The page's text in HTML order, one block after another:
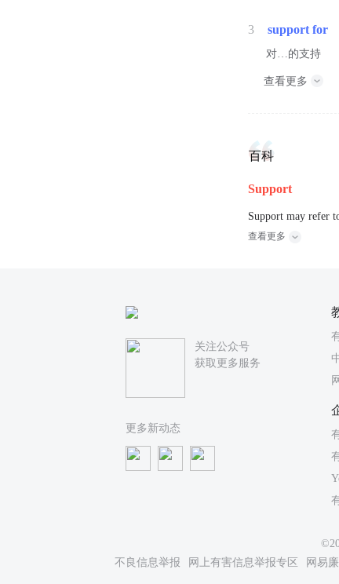
3 support for
对…的支持
查看更多
百科
Support
Support may refer
查看更多
关注公众号
获取更多服务
更多新动态
不良信息举报
网上有害信息举报专区 网易